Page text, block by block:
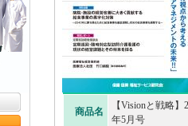
商品名
【Visionと戦略】
年5月号